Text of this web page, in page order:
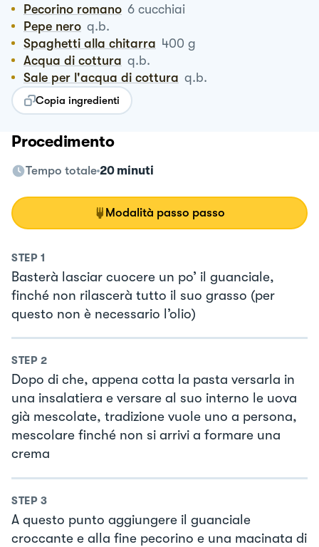
Pecorino romano 6 cucchiai
Pepe nero q.b.
Spaghetti alla chitarra 400 g
Acqua di cottura q.b.
Sale per l'acqua di cottura q.b.
Copia ingredienti
Procedimento
Tempo totale 20 minuti
Modalità passo passo
STEP 1
Basterà lasciar cuocere un po’ il guanciale,
finché non rilascerà tutto il suo grasso (per
questo non è necessario l’olio)
STEP 2
Dopo di che, appena cotta la pasta versarla in
una insalatiera e versare al suo interno le uova
già mescolate, tradizione vuole uno a persona,
mescolare finché non si arrivi a formare una
crema
STEP 3
A questo punto aggiungere il guanciale
croccante e alla fine pecorino e una macinata di